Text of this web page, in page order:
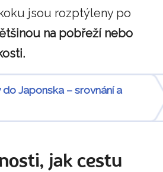
jsou rozptýleny po
na pobřeží nebo
Japonska – srovnání a
jak cestu